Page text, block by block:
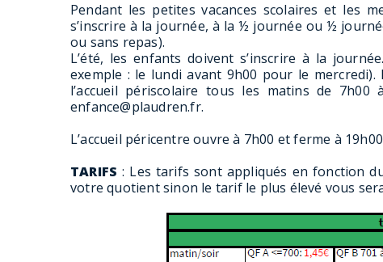
Pendant les petites vacances scolaires et les
s’inscrire à la journée, à la ½ journée ou ½
ou sans repas).
L’été, les enfants doivent s’inscrire à la
exemple : le lundi avant 9h00 pour le
l’accueil périscolaire tous les matins de
enfance@plaudren.fr.
L’accueil péricentre ouvre à 7h00 et ferme à
TARIFS: Les tarifs sont appliqués en fonction
votre quotient sinon le tarif le plus élevé vous